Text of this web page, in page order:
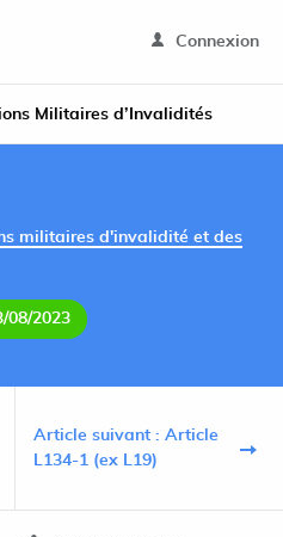
Connexion
Militaires d’Invalidités
militaires d'invalidité et des
08/2023
Article suivant : Article
L134-1 (ex L19)